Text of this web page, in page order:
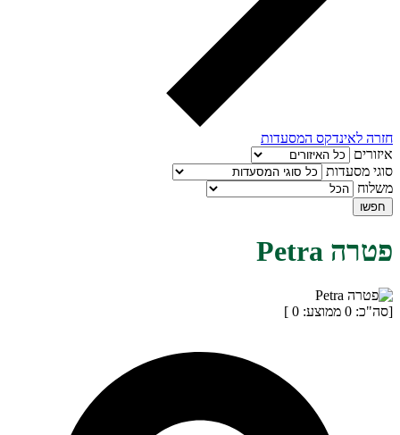
חזרה לאינדקס המסעדות
איזורים
סוגי מסעדות
משלוח
חפשו
פטרה Petra
[סה"כ: 0 ממוצע: 0
]